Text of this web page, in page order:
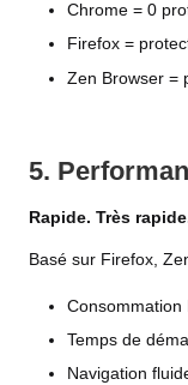
Chrome = 0
Firefox =
Zen Browser =
5.
Rapide. Très
Basé sur Firefox,
Consommation
Temps de
Navigation